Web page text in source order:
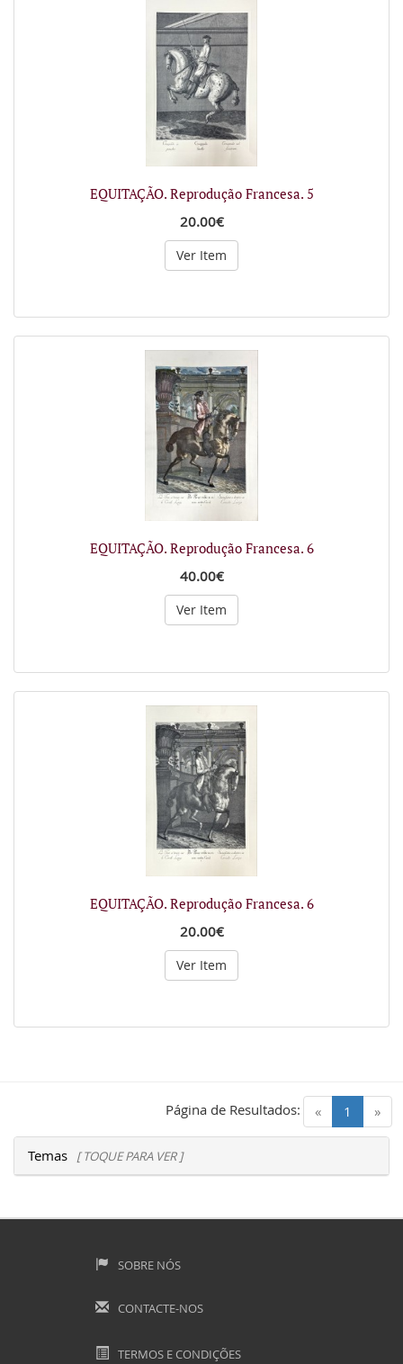
EQUITAÇÃO. Reprodução Francesa. 5
20.00€
Ver Item
EQUITAÇÃO. Reprodução Francesa. 6
40.00€
Ver Item
EQUITAÇÃO. Reprodução Francesa. 6
20.00€
Ver Item
« 1 (current)
»
Página de Resultados:
Temas [ TOQUE PARA VER ]
SOBRE NÓS
CONTACTE-NOS
TERMOS E CONDIÇÕES